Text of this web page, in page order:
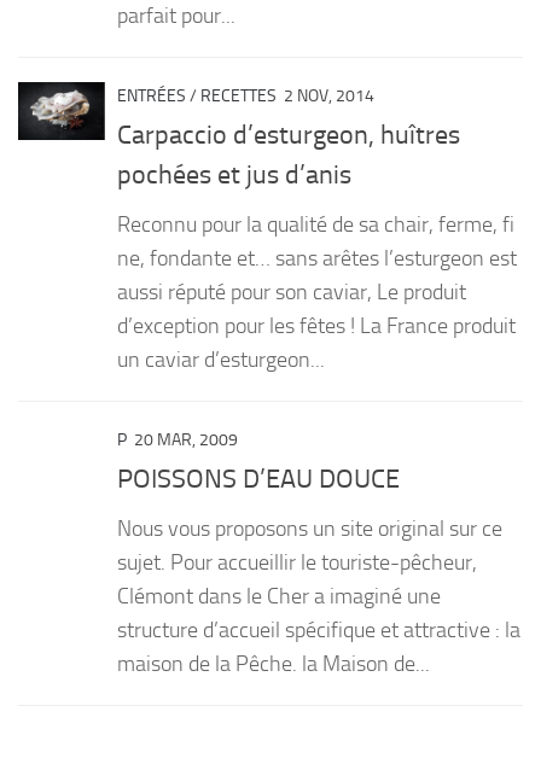
parfait pour...
ENTRÉES / RECETTES 2 NOV, 2014
Carpaccio d’esturgeon, huîtres
pochées et jus d’anis
Reconnu pour la qualité de sa chair, ferme, fi
ne, fondante et… sans arêtes l’esturgeon est
aussi réputé pour son caviar, Le produit
d’exception pour les fêtes ! La France produit
un caviar d’esturgeon...
P 20 MAR, 2009
POISSONS D’EAU DOUCE
Nous vous proposons un site original sur ce
sujet. Pour accueillir le touriste-pêcheur,
Clémont dans le Cher a imaginé une
structure d’accueil spécifique et attractive : la
maison de la Pêche. la Maison de...